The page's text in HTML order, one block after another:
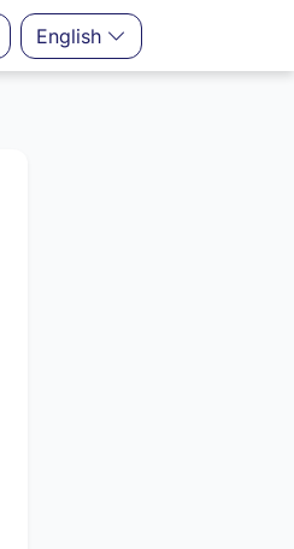
English